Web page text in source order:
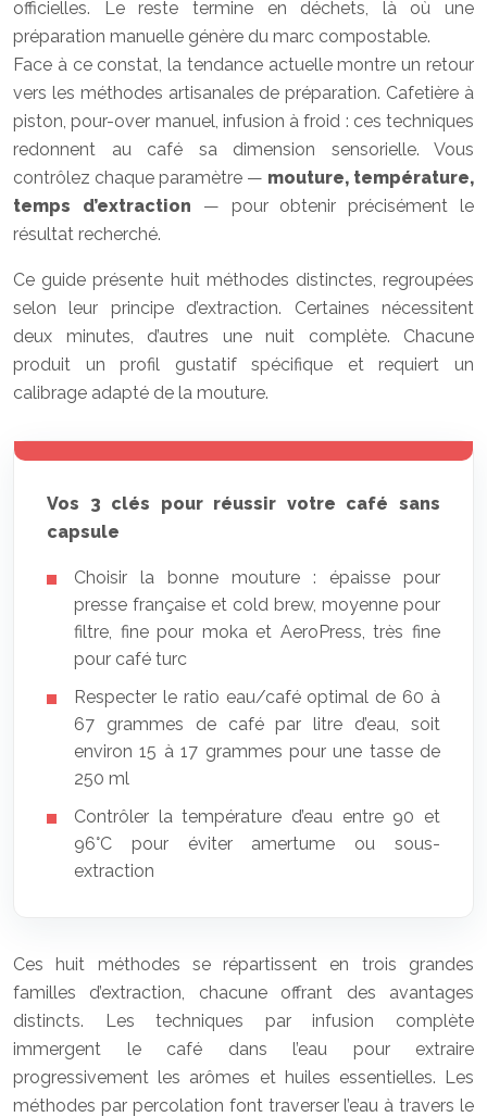
officielles. Le reste termine en déchets, là où une
préparation manuelle génère du marc compostable.
Face à ce constat, la tendance actuelle montre un retour
vers les méthodes artisanales de préparation. Cafetière à
piston, pour-over manuel, infusion à froid : ces techniques
redonnent au café sa dimension sensorielle. Vous
contrôlez chaque paramètre — mouture, température,
temps d’extraction — pour obtenir précisément le
résultat recherché.
Ce guide présente huit méthodes distinctes, regroupées
selon leur principe d’extraction. Certaines nécessitent
deux minutes, d’autres une nuit complète. Chacune
produit un profil gustatif spécifique et requiert un
calibrage adapté de la mouture.
Vos 3 clés pour réussir votre café sans
capsule
Choisir la bonne mouture : épaisse pour
presse française et cold brew, moyenne pour
filtre, fine pour moka et AeroPress, très fine
pour café turc
Respecter le ratio eau/café optimal de 60 à
67 grammes de café par litre d’eau, soit
environ 15 à 17 grammes pour une tasse de
250 ml
Contrôler la température d’eau entre 90 et
96°C pour éviter amertume ou sous-
extraction
Ces huit méthodes se répartissent en trois grandes
familles d’extraction, chacune offrant des avantages
distincts. Les techniques par infusion complète
immergent le café dans l’eau pour extraire
progressivement les arômes et huiles essentielles. Les
méthodes par percolation font traverser l’eau à travers le